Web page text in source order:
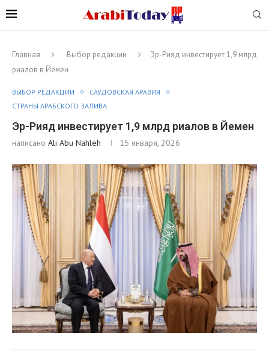
Главная Выбор редакции
Эр-Рияд инвестирует 1,9 млрд
риалов в Йемен
ВЫБОР РЕДАКЦИИ
САУДОВСКАЯ АРАВИЯ
СТРАНЫ АРАБСКОГО ЗАЛИВА
Эр-Рияд инвестирует 1,9 млрд риалов в Йемен
написано Ali Abu Nahleh 15 января, 2026